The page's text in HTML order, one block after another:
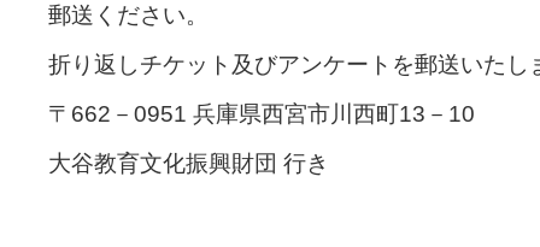
郵送ください。
折り返しチケット及びアンケートを郵送いたし
〒662－0951 兵庫県西宮市川西町13－10
大谷教育文化振興財団 行き